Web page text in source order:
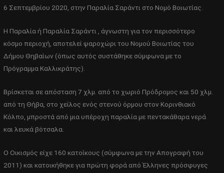
6 Σεπτεμβρίου 2020, στην Παραλία Σαράντι στο Νομό Βοιωτίας.
Η Παραλία ή Παραλία Σαράντι , άγνωστη για τον περισσότερο
κόσμο περιοχή, αποτελεί ψαροχώρι του Νομού Βοιωτίας του
Δήμου Θηβαίων (όπως αυτός συστάθηκε σύμφωνα με το
Πρόγραμμα Καλλικράτης).
Βρίσκεται σε απόσταση 7 χλμ. από το χωριό Πρόδρομος και 50 χλμ.
από τη Θήβα, στο χείλος ενός στενού όρμου στον Κορινθιακό
Κόλπο, μπροστά από μια υπέροχη παραλία με πεντακάθαρα νερά
και λευκά βότσαλα.
Ο Οικισμός είχε 160 κατοίκους (σύμφωνα με την Απογραφή του
2011) και κατοικήθηκε για πρώτη φορά από Έλληνες πρόσφυγες